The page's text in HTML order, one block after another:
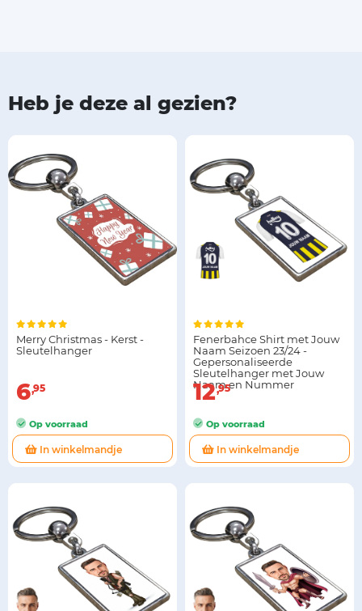
Heb je deze al gezien?
Merry Christmas - Kerst -
Sleutelhanger
6 95
Op voorraad
In winkelmandje
Fenerbahce Shirt met Jouw
Naam Seizoen 23/24 -
Gepersonaliseerde
Sleutelhanger met Jouw
Naam en Nummer
12 95
Op voorraad
In winkelmandje